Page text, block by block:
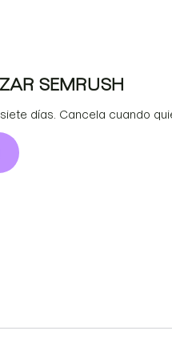
SEMRUSH
días. Cancela cuando